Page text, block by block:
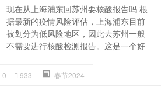
现在从上海浦东回苏州要核酸报告吗 根
据最新的疫情风险评估，上海浦东目前
被划分为低风险地区，因此去苏州一般
不需要进行核酸检测报告。这是一个好
0 933 春节2024